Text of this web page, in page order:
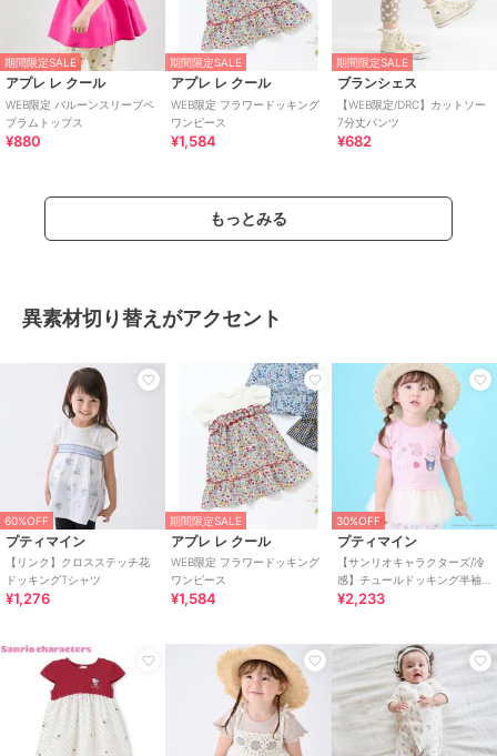
期間限定SALE
アプレ レ クール
WEB限定 バルーンスリーブペ
プラムトップス
¥880
期間限定SALE
アプレ レ クール
WEB限定 フラワードッキング
ワンピース
¥1,584
期間限定SALE
ブランシェス
【WEB限定/DRC】カットソー
7分丈パンツ
¥682
もっとみる
異素材切り替えがアクセント
60%OFF
プティマイン
【リンク】クロスステッチ花
ドッキングTシャツ
¥1,276
期間限定SALE
アプレ レ クール
WEB限定 フラワードッキング
ワンピース
¥1,584
30%OFF
プティマイン
【サンリオキャラクターズ/冷
感】チュールドッキング半袖T
シャツ
¥2,233